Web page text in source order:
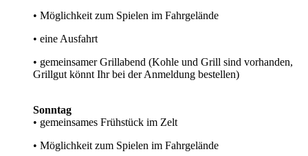
• Möglichkeit zum Spielen im Fahrgelände
• eine Ausfahrt
• gemeinsamer Grillabend (Kohle und Grill sind vorhanden,
Grillgut könnt Ihr bei der Anmeldung bestellen)
Sonntag
• gemeinsames Frühstück im Zelt
• Möglichkeit zum Spielen im Fahrgelände